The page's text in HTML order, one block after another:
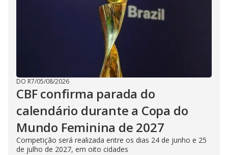
DO R7/05/08/2026
CBF confirma parada do
calendário durante a Copa do
Mundo Feminina de 2027
Competição será realizada entre os dias 24 de junho e 25
de julho de 2027, em oito cidades